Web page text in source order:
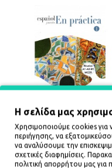
ESPANOL PUESTO EN
PRACTICA 1 ALUMNO
38,37€
Η σελίδα μας
Χρησιμοποιούμε cookies για
περιήγησης, να
να αναλύσουμε την
σχετικές διαφημίσεις.
πολιτική απορρήτου μας για